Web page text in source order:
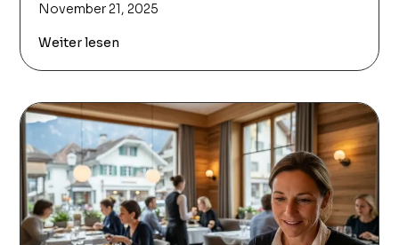
November 21, 2025
Weiter lesen